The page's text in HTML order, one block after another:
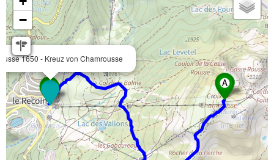
1650 - Kreuz von Chamrousse
−